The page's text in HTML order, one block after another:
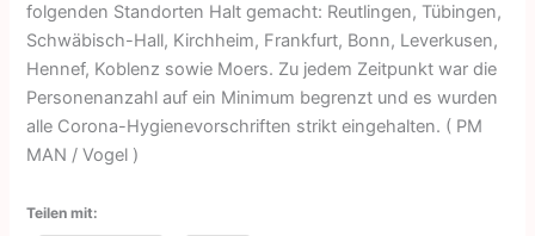
folgenden Standorten Halt gemacht: Reutlingen, Tübingen,
Schwäbisch-Hall, Kirchheim, Frankfurt, Bonn, Leverkusen,
Hennef, Koblenz sowie Moers. Zu jedem Zeitpunkt war die
Personenanzahl auf ein Minimum begrenzt und es wurden
alle Corona-Hygienevorschriften strikt eingehalten. ( PM
MAN / Vogel )
Teilen mit: